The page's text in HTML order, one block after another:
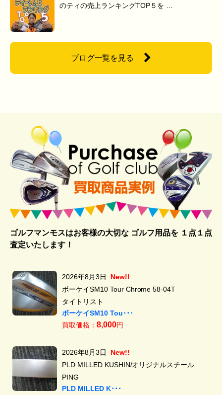
のティの売上ランキングTOP５を …
ブログ一覧を見る
ゴルフマンモスはお客様の大切な ゴルフ用品を１点１点
査定いたします！
2026年8月3日
New!!
ボーケイSM10 Tour Chrome 58-04T
タイトリスト
ボーケイSM10 Tou･･･
買取価格： 8,000円
2026年8月3日
New!!
PLD MILLED KUSHIN/オリジナルスチール
PING
PLD MILLED K･･･